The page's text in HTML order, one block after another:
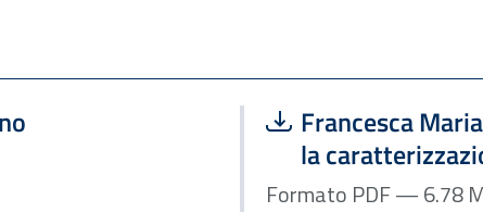
Scarica file:
Francesca
la